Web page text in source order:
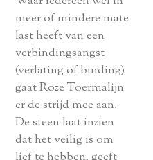
meer of mindere mate
last heeft van een
verbindingsangst
(verlating of binding)
gaat Roze Toermalijn
er de strijd mee aan.
De steen laat inzien
dat het veilig is om